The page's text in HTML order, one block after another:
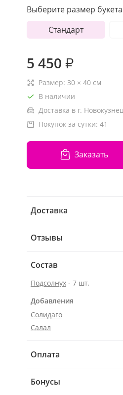
Выберите размер
Стандарт
5 450 ₽
Размер: 30 × 40 см
В наличии
Доставка в г.
Покупок за сутки: 41
Заказать
Доставка
Отзывы
Состав
Подсолнух - 7 шт.
Добавления
Солидаго
Салал
Оплата
Бонусы